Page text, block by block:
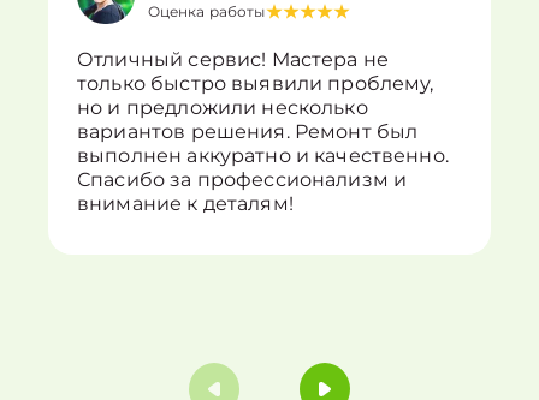
Оценка работы
Отличный сервис! Мастера не
только быстро выявили проблему,
но и предложили несколько
вариантов решения. Ремонт был
выполнен аккуратно и качественно.
Спасибо за профессионализм и
внимание к деталям!